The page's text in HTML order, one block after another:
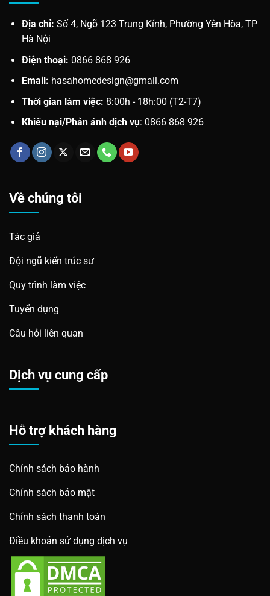
Địa chỉ: Số 4, Ngõ 123 Trung Kính, Phường Yên Hòa, TP
Hà Nội
Điện thoại: 0866 868 926
Email: hasahomedesign@gmail.com
Thời gian làm việc: 8:00h - 18h:00 (T2-T7)
Khiếu nại/Phản ánh dịch vụ: 0866 868 926
Về chúng tôi
Tác giả
Đội ngũ kiến trúc sư
Quy trình làm việc
Tuyển dụng
Câu hỏi liên quan
Dịch vụ cung cấp
Hỗ trợ khách hàng
Chính sách bảo hành
Chính sách bảo mật
Chính sách thanh toán
Điều khoản sử dụng dịch vụ